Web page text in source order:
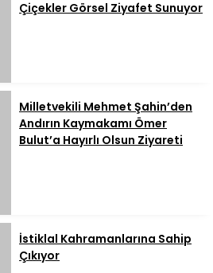
Çiçekler Görsel Ziyafet Sunuyor
Milletvekili Mehmet Şahin’den
Andırın Kaymakamı Ömer
Bulut’a Hayırlı Olsun Ziyareti
İstiklal Kahramanlarına Sahip
Çıkıyor